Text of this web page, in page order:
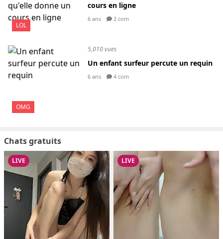
LOL
cours en ligne
6 ans 2 com
OMG
5,010 vues
Un enfant surfeur percute un requin
6 ans 4 com
Chats gratuits